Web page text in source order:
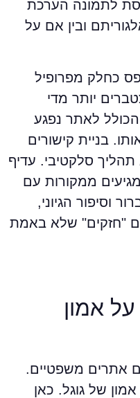
לתמונה הערכת
ובין אם על
כחלק מפרופיל
יותר מדי
לאתר נפגע
בניית קישורים
סלקטיבי. עדיף
ממקורות עם
הגיוני,
"חזקים" שלא באמת
אמון
אתרים משפטיים.
של גוגל. כאן